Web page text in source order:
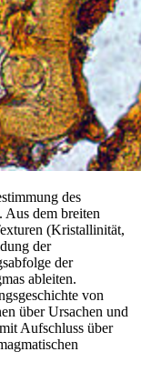
des
Aus dem breiten
(Kristallinität,
der
der
ableiten.
von
über Ursachen und
Aufschluss über